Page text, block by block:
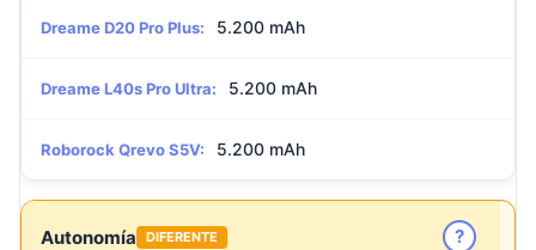
Dreame D20 Pro Plus: 5.200 mAh
Dreame L40s Pro Ultra: 5.200 mAh
Roborock Qrevo S5V: 5.200 mAh
Autonomía DIFERENTE ?